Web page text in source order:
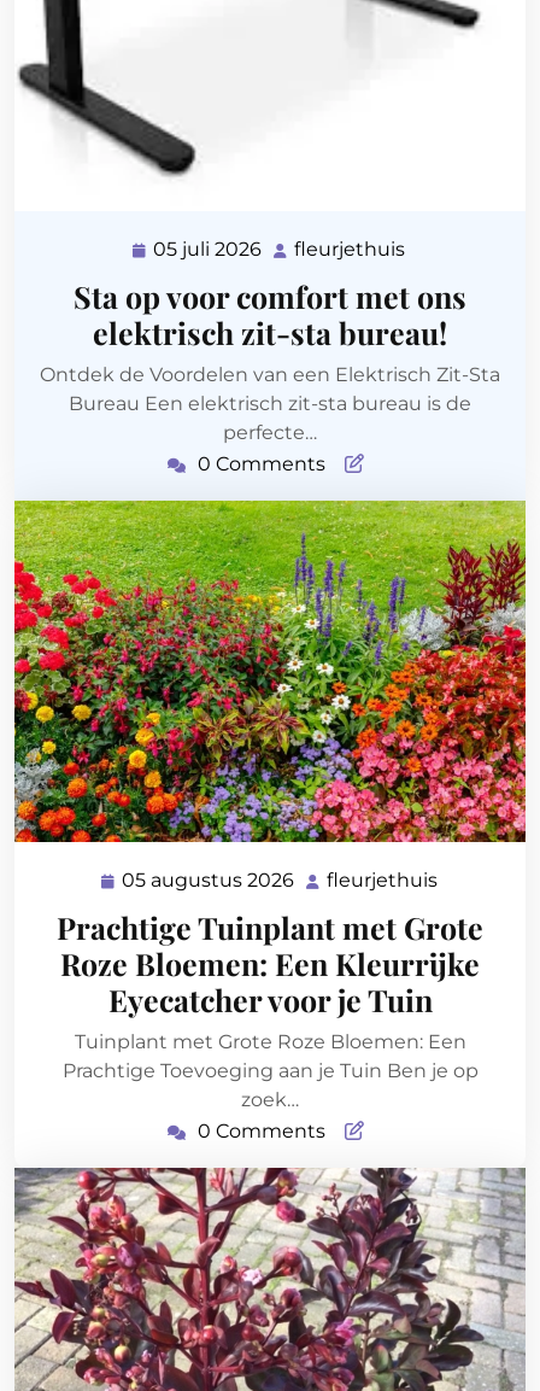
05 juli 2026 05
2026
fleurjethuis
Sta op voor comfort met ons
elektrisch zit-sta bureau!
Ontdek de Voordelen van een Elektrisch Zit-Sta
Bureau Een elektrisch zit-sta bureau is de
perfecte…
0 Comments
05 augustus 2026 05
2026
fleurjethuis
Prachtige Tuinplant met Grote
Roze Bloemen: Een Kleurrijke
Eyecatcher voor je Tuin
Tuinplant met Grote Roze Bloemen: Een
Prachtige Toevoeging aan je Tuin Ben je op
zoek…
0 Comments